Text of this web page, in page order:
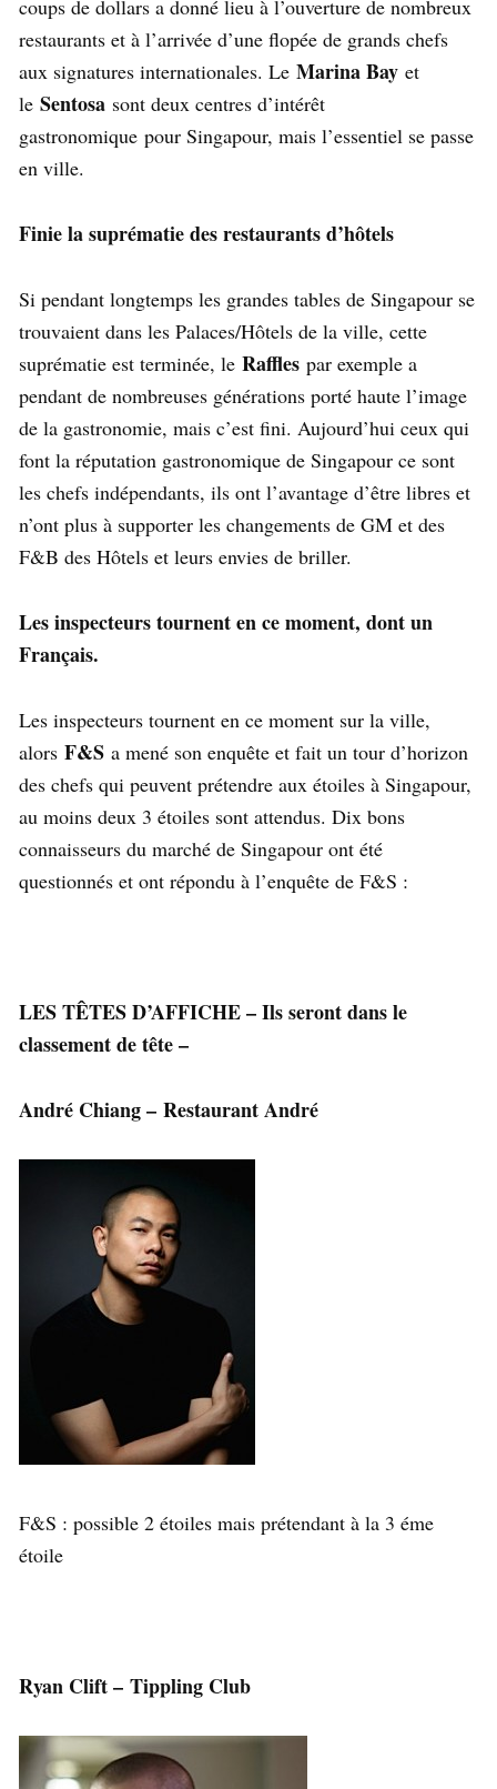
coups de dollars a donné lieu à l’ouverture de nombreux
restaurants et à l’arrivée d’une flopée de grands chefs
aux signatures internationales. Le Marina Bay et
le Sentosa sont deux centres d’intérêt
gastronomique pour Singapour, mais l’essentiel se passe
en ville.
Finie la suprématie des restaurants d’hôtels
Si pendant longtemps les grandes tables de Singapour se
trouvaient dans les Palaces/Hôtels de la ville, cette
suprématie est terminée, le Raffles par exemple a
pendant de nombreuses générations porté haute l’image
de la gastronomie, mais c’est fini. Aujourd’hui ceux qui
font la réputation gastronomique de Singapour ce sont
les chefs indépendants, ils ont l’avantage d’être libres et
n’ont plus à supporter les changements de GM et des
F&B des Hôtels et leurs envies de briller.
Les inspecteurs tournent en ce moment, dont un
Français.
Les inspecteurs tournent en ce moment sur la ville,
alors F&S a mené son enquête et fait un tour d’horizon
des chefs qui peuvent prétendre aux étoiles à Singapour,
au moins deux 3 étoiles sont attendus. Dix bons
connaisseurs du marché de Singapour ont été
questionnés et ont répondu à l’enquête de F&S :
LES TÊTES D’AFFICHE – Ils seront dans le
classement de tête –
André Chiang – Restaurant André
F&S : possible 2 étoiles mais prétendant à la 3 éme
étoile
Ryan Clift – Tippling Club